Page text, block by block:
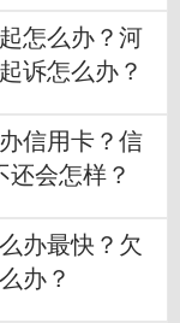
怎么办？河
诉怎么办？
信用卡？信
还会怎样？
办最快？欠
办？